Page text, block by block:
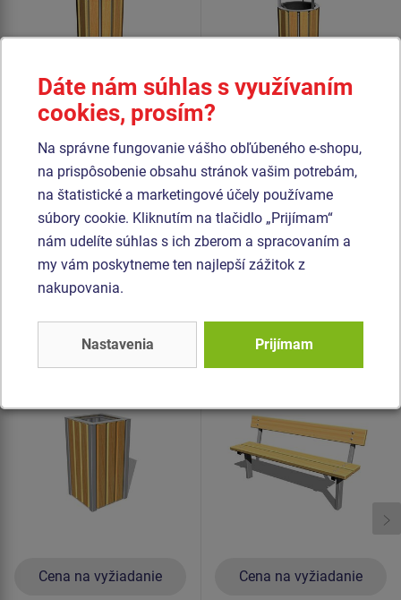
Cena na vyžiadanie
Odpadkový kôš - s
OKN0002SD.
Cena na vyžiadanie
Odpadkový kôš so strieškou
OKN0020SD.
Podobný
Produkt - OKN-0003SD-10
Odpadkový kôš
Cena na vyžiadanie
Produkt - LAV-0106ZD-10
Lavička LAV0106ZD (s
Cena na vyžiadanie
Dáte nám súhlas s využívaním
cookies, prosím?
Na správne fungovanie vášho obľúbeného e-shopu,
na prispôsobenie obsahu stránok vašim potrebám,
na štatistické a marketingové účely používame
súbory cookie. Kliknutím na tlačidlo „Prijímam“
nám udelíte súhlas s ich zberom a spracovaním a
my vám poskytneme ten najlepší zážitok z
nakupovania.
Nastavenia Prijímam